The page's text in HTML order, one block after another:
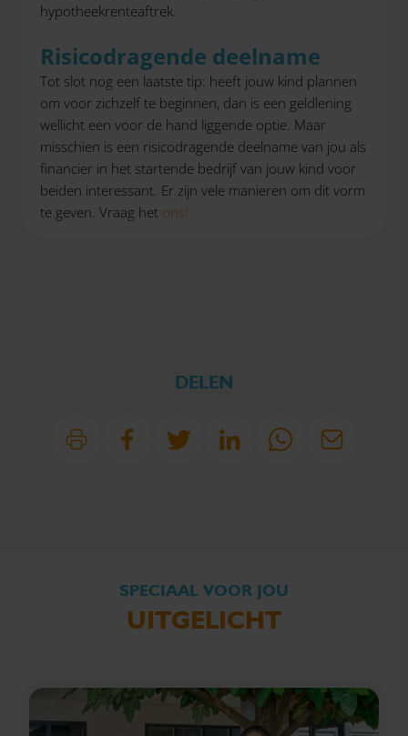
hypotheekrenteaftrek.
Risicodragende deelname
Tot slot nog een laatste tip: heeft jouw kind plannen
om voor zichzelf te beginnen, dan is een geldlening
wellicht een voor de hand liggende optie. Maar
misschien is een risicodragende deelname van jou als
financier in het startende bedrijf van jouw kind voor
beiden interessant. Er zijn vele manieren om dit vorm
te geven. Vraag het ons!
DELEN
SPECIAAL VOOR JOU
UITGELICHT